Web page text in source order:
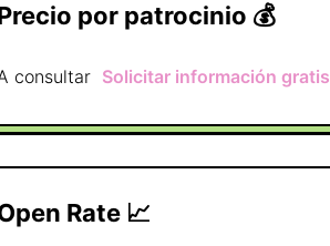
por patrocinio 💰
consultar Solicitar información gratis
Rate 📈